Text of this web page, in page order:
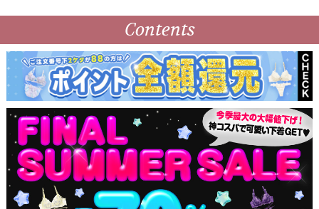
Contents